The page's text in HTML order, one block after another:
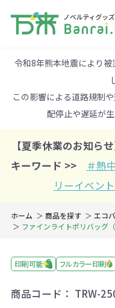
令和8年熊本地震により
この影響による道路規制
配停止や遅延が
【夏季休業のお知らせ
キーワード >>
＃熱
リーイベント
ホーム 商品を探す エコ
ファインライトポリバッグ
印刷可能 フルカラー印刷
商品コード： TRW-